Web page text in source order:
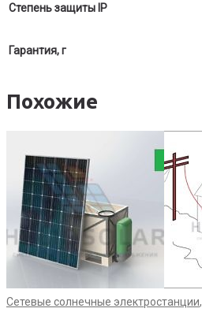
Степень защиты IP
Гарантия, г
Похожие
Сетевые солнечные электростанции,